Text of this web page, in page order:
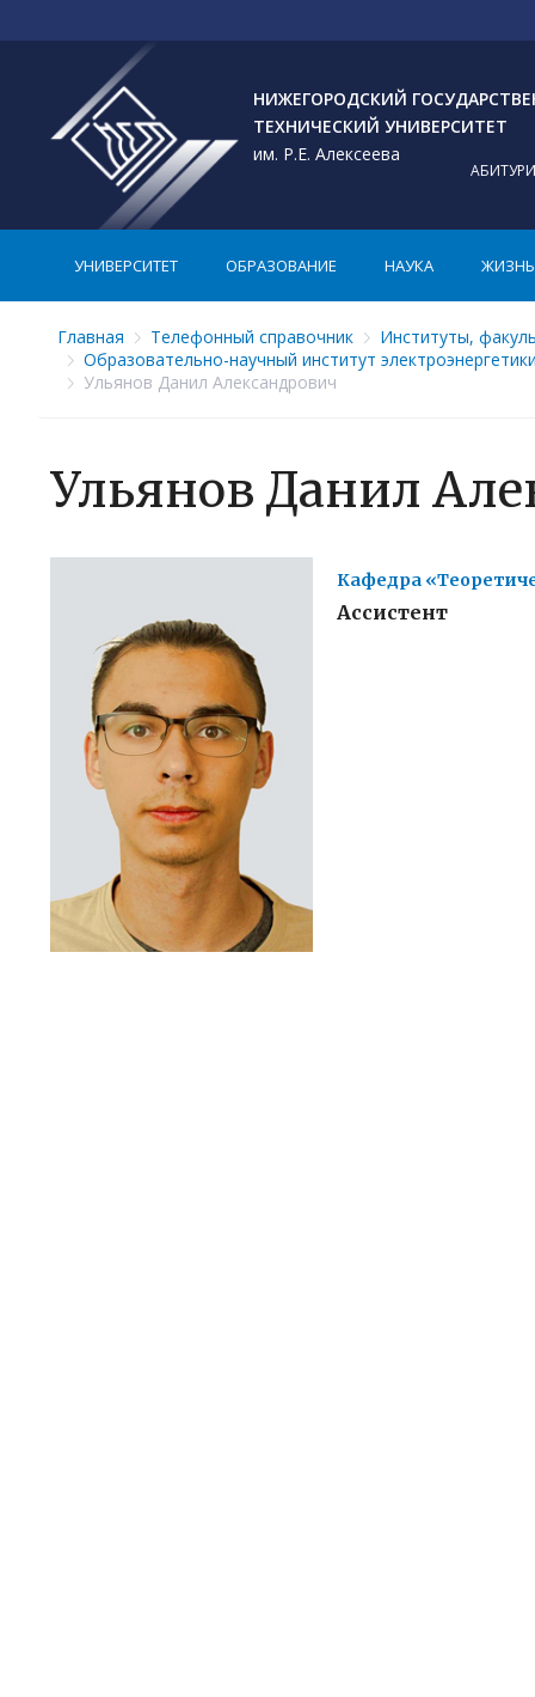
НИЖЕГОРОДСКИЙ
ТЕХНИЧЕСКИЙ УНИВЕРСИТЕТ
им. Р.Е. Алексеева
УНИВЕРСИТЕТ ОБРАЗОВАНИЕ НАУКА ЖИЗНЬ
Главная Телефонный справочник
Институты,
Образовательно-научный институт
Ульянов Данил Александрович
Ульянов Данил
Кафедра
Ассистент